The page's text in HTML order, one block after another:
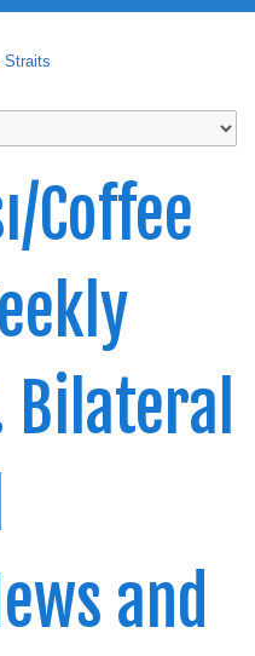
Coffee
Bilateral
and